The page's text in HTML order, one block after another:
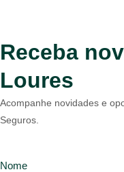
Receba
Loures
Acompanhe novidades e
Seguros.
Nome